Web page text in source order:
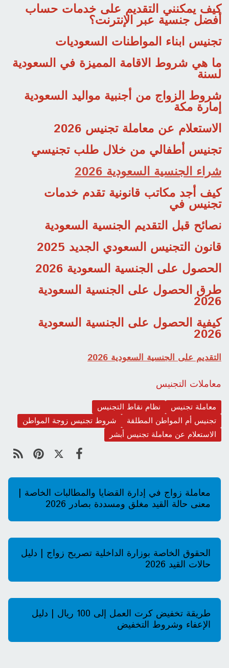
كيف يمكنني التقديم على خدمات حساب
أفضل جنسية عبر الإنترنت؟
تجنيس ابناء المواطنات السعوديات
ما هي شروط الاقامة المميزة في السعودية
لسنة
شروط الزواج من أجنبية مواليد السعودية
إمارة مكة
الاستعلام عن معاملة تجنيس 2026
تجنيس أطفالي من خلال طلب تجنيسي
شراء الجنسية السعودية 2026
كيف أجد مكاتب قانونية تقدم خدمات
تجنيس في
نصائح قبل التقديم الجنسية السعودية
قانون التجنيس السعودي الجديد 2025
الحصول على الجنسية السعودية 2026
طرق الحصول على الجنسية السعودية
2026
كيفية الحصول على الجنسية السعودية
2026
التقديم على الجنسية السعودية 2026
معاملات التجنيس
معاملة تجنيس
نظام نقاط التجنيس
تجنيس أم المواطن المطلقة
شروط تجنيس زوجة المواطن
الاستعلام عن معاملة تجنيس أبشر
معاملة زواج في إدارة القضايا والمطالبات الخاصة |
معنى حالة القيد مغلق ومسددة بصادر 2026
الحقوق الخاصة بوزارة الداخلية تصريح زواج | دليل
حالات القيد 2026
طريقة تخفيض كرت العمل إلى 100 ريال | دليل
الإعفاء وشروط التخفيض